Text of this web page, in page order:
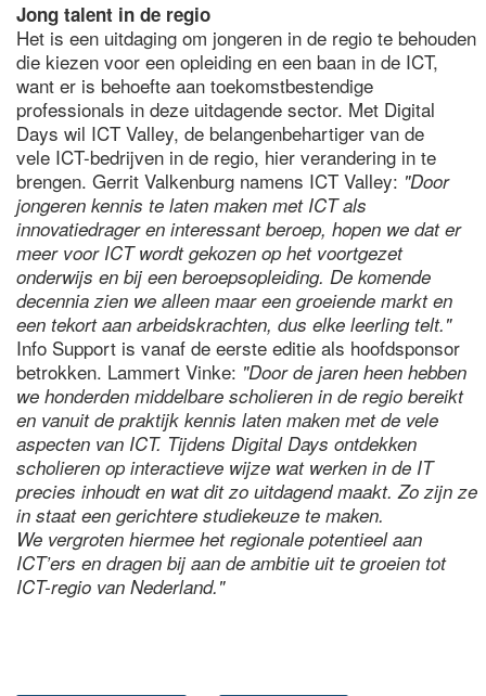
Jong talent in de regio
Het is een uitdaging om jongeren in de regio te behouden
die kiezen voor een opleiding en een baan in de ICT,
want er is behoefte aan toekomstbestendige
professionals in deze uitdagende sector. Met Digital
Days wil ICT Valley, de belangenbehartiger van de
vele ICT-bedrijven in de regio, hier verandering in te
brengen. Gerrit Valkenburg namens ICT Valley: "Door
jongeren kennis te laten maken met ICT als
innovatiedrager en interessant beroep, hopen we dat er
meer voor ICT wordt gekozen op het voortgezet
onderwijs en bij een beroepsopleiding. De komende
decennia zien we alleen maar een groeiende markt en
een tekort aan arbeidskrachten, dus elke leerling telt."
Info Support is vanaf de eerste editie als hoofdsponsor
betrokken. Lammert Vinke: "Door de jaren heen hebben
we honderden middelbare scholieren in de regio bereikt
en vanuit de praktijk kennis laten maken met de vele
aspecten van ICT. Tijdens Digital Days ontdekken
scholieren op interactieve wijze wat werken in de IT
precies inhoudt en wat dit zo uitdagend maakt. Zo zijn ze
in staat een gerichtere studiekeuze te maken.
We vergroten hiermee het regionale potentieel aan
ICT’ers en dragen bij aan de ambitie uit te groeien tot
ICT-regio van Nederland."